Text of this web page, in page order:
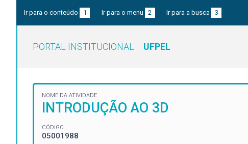
Ir para o conteúdo 1 Ir para o menu 2 Ir para a busca 3
PORTAL INSTITUCIONAL UFPEL
NOME DA ATIVIDADE
INTRODUÇÃO AO 3D
CÓDIGO
05001988